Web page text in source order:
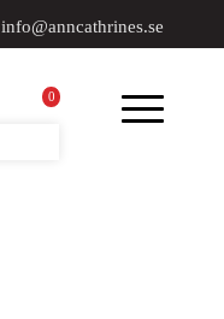
info@anncathrines.se
0